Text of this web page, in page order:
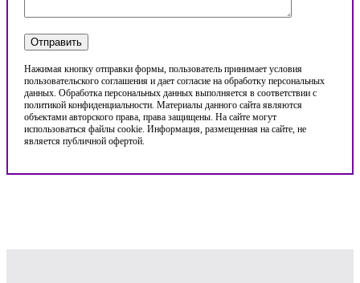
Нажимая кнопку отправки формы, пользователь принимает условия
пользовательского соглашения и дает согласие на обработку персональных
данных. Обработка персональных данных выполняется в соответствии с
политикой конфиденциальности. Материалы данного сайта являются
объектами авторского права, права защищены. На сайте могут
использоваться файлы cookie. Информация, размещенная на сайте, не
является публичной офертой.